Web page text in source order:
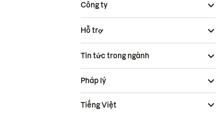
Công ty
Hỗ trợ
Tin tức trong ngành
Pháp lý
Tiếng Việt